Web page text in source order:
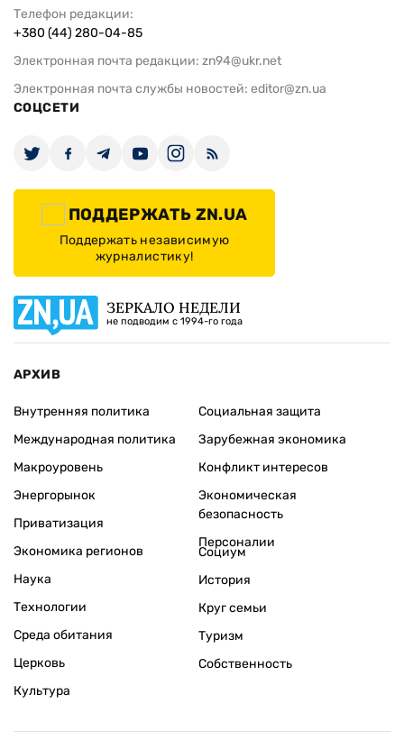
Телефон редакции:
+380 (44) 280-04-85
Электронная почта редакции: zn94@ukr.net
Электронная почта службы новостей: editor@zn.ua
СОЦСЕТИ
ПОДДЕРЖАТЬ ZN.UA
Поддержать независимую
журналистику!
ЗЕРКАЛО НЕДЕЛИ
не подводим с 1994-го года
АРХИВ
Внутренняя политика
Международная политика
Макроуровень
Энергорынок
Приватизация
Экономика регионов
Социальная защита
Зарубежная экономика
Конфликт интересов
Экономическая
безопасность
Персоналии
Наука
Технологии
Среда обитания
Церковь
Культура
Социум
История
Круг семьи
Туризм
Собственность